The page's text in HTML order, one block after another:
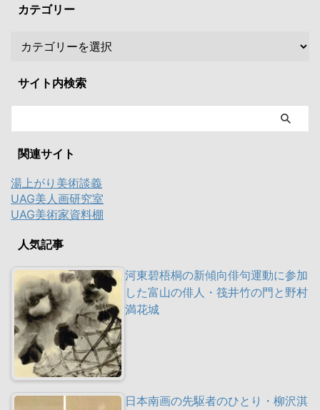
カテゴリー
サイト内検索
関連サイト
湯上がり美術談義
UAG美人画研究室
UAG美術家資料棚
人気記事
河東碧梧桐の新傾向俳句運動に参加
した富山の俳人・筏井竹の門と野村
満花城
日本南画の先駆者のひとり・柳沢淇